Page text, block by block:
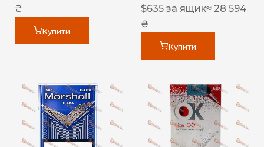
₴
Купити
$635 за ящик≈ 28 594
₴
Купити